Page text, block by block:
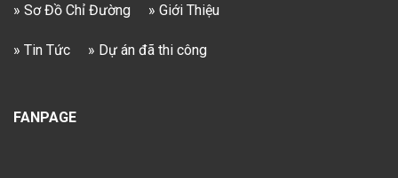
» Sơ Đồ Chỉ Đường » Giới Thiệu
» Tin Tức » Dự án đã thi công
FANPAGE